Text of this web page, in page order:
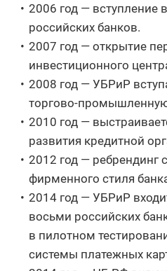
2006 год — вступление
российских банков.
2007 год — открытие
инвестиционного
2008 год — УБРиР
торгово-
2010 год —
развития кредитной
2012 год —
фирменного стиля
2014 год — УБРиР
восьми российских
в пилотном
системы платежных